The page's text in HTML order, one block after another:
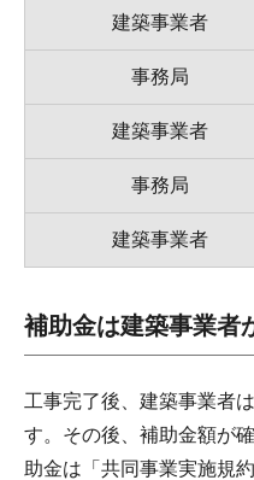
建築事業者
事務局
建築事業者
事務局
建築事業者
補助金は建築事業者
工事完了後、建築事業者
す。その後、補助金額が
助金は「共同事業実施規